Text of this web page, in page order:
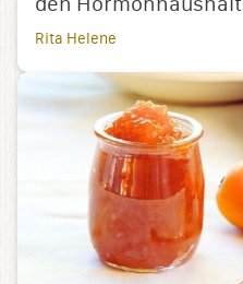
den Hormonhaushalt
Rita Helene